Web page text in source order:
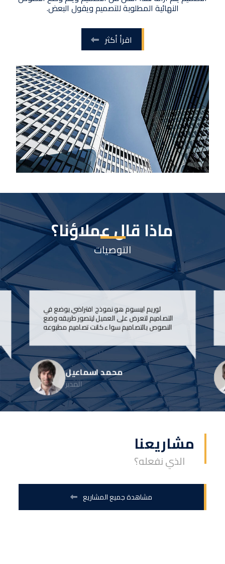
النهائية المطلوبة للتصميم ويقول البعض.
اقرأ أكثر
ماذا قال عملاؤنا؟
التوصيات
لوريم ايبسوم هو نموذج افتراضي يوضع في
التصاميم لتعرض على العميل ليتصور طريقه وضع
النصوص بالتصاميم سواء كانت تصاميم مطبوعه
محمد اسماعیل
المدیر
مشاريعنا
الذي نفعله؟
مشاهدة جميع المشاريع